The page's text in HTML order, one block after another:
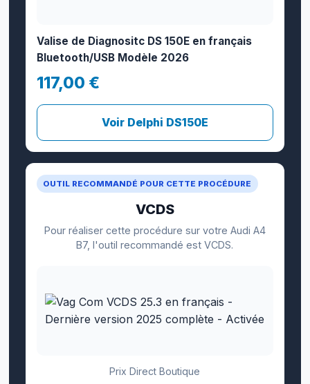
OUTIL RECOMMANDÉ POUR CETTE PROCÉDURE
VCDS
Pour réaliser cette procédure sur votre Audi A4
B7, l'outil recommandé est VCDS.
Prix Direct Boutique
Valise de Diagnositc DS 150E en français
Bluetooth/USB Modèle 2026
117,00 €
Voir Delphi DS150E